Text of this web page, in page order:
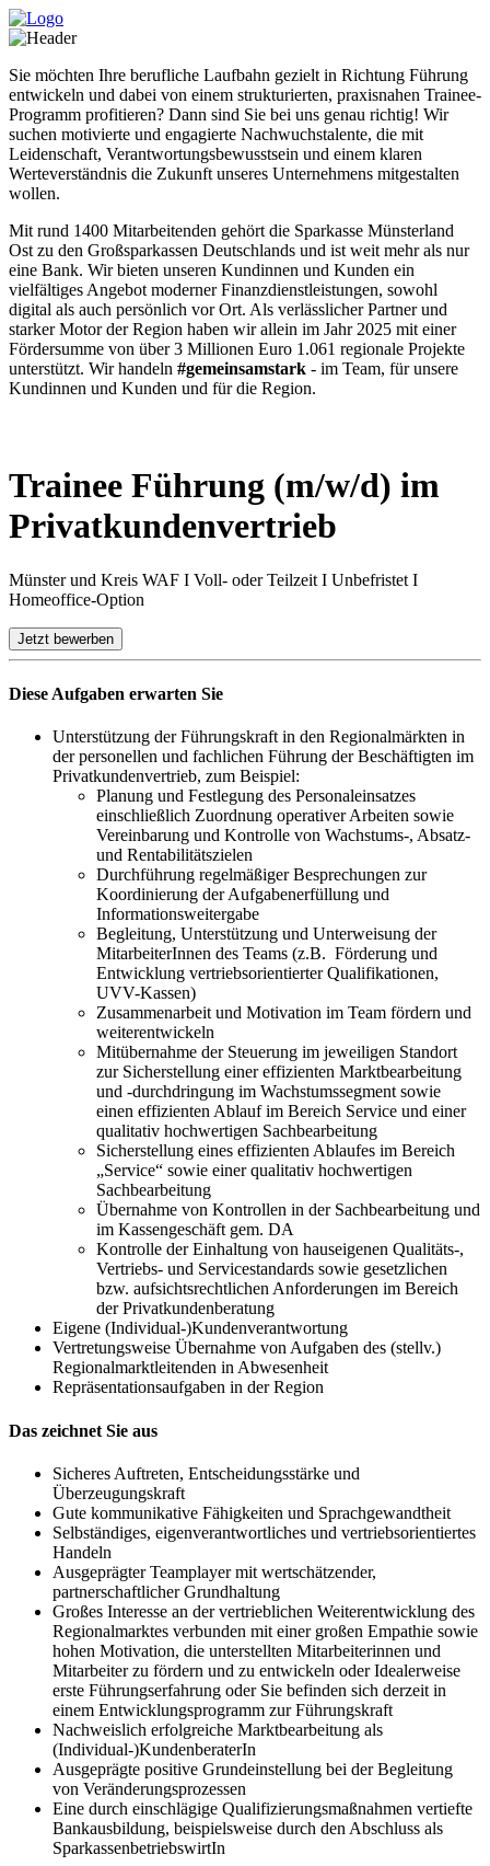
Sie möchten Ihre berufliche Laufbahn gezielt in Richtung Führung
entwickeln und dabei von einem strukturierten, praxisnahen Trainee-
Programm profitieren? Dann sind Sie bei uns genau richtig! Wir
suchen motivierte und engagierte Nachwuchstalente, die mit
Leidenschaft, Verantwortungsbewusstsein und einem klaren
Werteverständnis die Zukunft unseres Unternehmens mitgestalten
wollen.
Mit rund 1400 Mitarbeitenden gehört die Sparkasse Münsterland
Ost zu den Großsparkassen Deutschlands und ist weit mehr als nur
eine Bank. Wir bieten unseren Kundinnen und Kunden ein
vielfältiges Angebot moderner Finanzdienstleistungen, sowohl
digital als auch persönlich vor Ort. Als verlässlicher Partner und
starker Motor der Region haben wir allein im Jahr 2025 mit einer
Fördersumme von über 3 Millionen Euro 1.061 regionale Projekte
unterstützt. Wir handeln #gemeinsamstark - im Team, für unsere
Kundinnen und Kunden und für die Region.
Trainee Führung (m/w/d) im
Privatkundenvertrieb
Münster und Kreis WAF I Voll- oder Teilzeit I Unbefristet I
Homeoffice-Option
Jetzt bewerben
Diese Aufgaben erwarten Sie
Unterstützung der Führungskraft in den Regionalmärkten in
der personellen und fachlichen Führung der Beschäftigten im
Privatkundenvertrieb, zum Beispiel:
Planung und Festlegung des Personaleinsatzes
einschließlich Zuordnung operativer Arbeiten sowie
Vereinbarung und Kontrolle von Wachstums-, Absatz-
und Rentabilitätszielen
Durchführung regelmäßiger Besprechungen zur
Koordinierung der Aufgabenerfüllung und
Informationsweitergabe
Begleitung, Unterstützung und Unterweisung der
MitarbeiterInnen des Teams (z.B. Förderung und
Entwicklung vertriebsorientierter Qualifikationen,
UVV-Kassen)
Zusammenarbeit und Motivation im Team fördern und
weiterentwickeln
Mitübernahme der Steuerung im jeweiligen Standort
zur Sicherstellung einer effizienten Marktbearbeitung
und -durchdringung im Wachstumssegment sowie
einen effizienten Ablauf im Bereich Service und einer
qualitativ hochwertigen Sachbearbeitung
Sicherstellung eines effizienten Ablaufes im Bereich
„Service“ sowie einer qualitativ hochwertigen
Sachbearbeitung
Übernahme von Kontrollen in der Sachbearbeitung und
im Kassengeschäft gem. DA
Kontrolle der Einhaltung von hauseigenen Qualitäts-,
Vertriebs- und Servicestandards sowie gesetzlichen
bzw. aufsichtsrechtlichen Anforderungen im Bereich
der Privatkundenberatung
Eigene (Individual-)Kundenverantwortung
Vertretungsweise Übernahme von Aufgaben des (stellv.)
Regionalmarktleitenden in Abwesenheit
Repräsentationsaufgaben in der Region
Das zeichnet Sie aus
Sicheres Auftreten, Entscheidungsstärke und
Überzeugungskraft
Gute kommunikative Fähigkeiten und Sprachgewandtheit
Selbständiges, eigenverantwortliches und vertriebsorientiertes
Handeln
Ausgeprägter Teamplayer mit wertschätzender,
partnerschaftlicher Grundhaltung
Großes Interesse an der vertrieblichen Weiterentwicklung des
Regionalmarktes verbunden mit einer großen Empathie sowie
hohen Motivation, die unterstellten Mitarbeiterinnen und
Mitarbeiter zu fördern und zu entwickeln oder Idealerweise
erste Führungserfahrung oder Sie befinden sich derzeit in
einem Entwicklungsprogramm zur Führungskraft
Nachweislich erfolgreiche Marktbearbeitung als
(Individual-)KundenberaterIn
Ausgeprägte positive Grundeinstellung bei der Begleitung
von Veränderungsprozessen
Eine durch einschlägige Qualifizierungsmaßnahmen vertiefte
Bankausbildung, beispielsweise durch den Abschluss als
SparkassenbetriebswirtIn